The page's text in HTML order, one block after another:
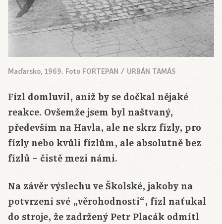
Maďarsko, 1969. Foto FORTEPAN / URBÁN TAMÁS
Fízl domluvil, aniž by se dočkal nějaké
reakce. Ovšemže jsem byl naštvaný,
především na Havla, ale ne skrz fízly, pro
fízly nebo kvůli fízlům, ale absolutně bez
fízlů – čistě mezi námi.
Na závěr výslechu ve Školské, jakoby na
potvrzení své „věrohodnosti“, fízl naťukal
do stroje, že zadržený Petr Placák odmítl